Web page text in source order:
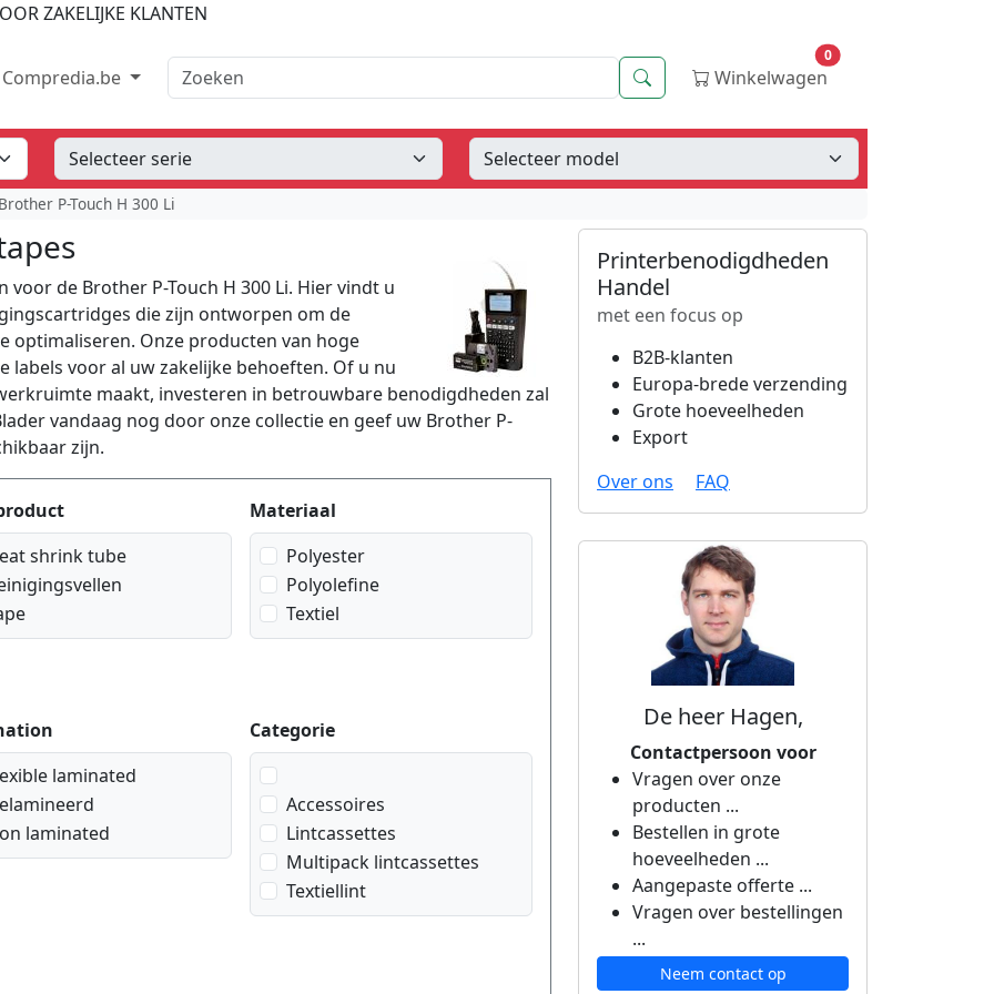
ZAKELIJKE KLANTEN
Compredia.be Zoeken Zoeken Winkelwagen
0
Brother P-Touch H 300 Li
de Brother P-Touch H 300 Li. Hier vindt u
die zijn ontworpen om de
optimaliseren. Onze producten van hoge
voor al uw zakelijke behoeften. Of u nu
maakt, investeren in betrouwbare benodigdheden zal
vandaag nog door onze collectie en geef uw Brother P-
zijn.
shrink tube
Materiaal
Polyester
Polyolefine
Textiel
laminated
laminated
Categorie
Accessoires
Lintcassettes
Multipack lintcassettes
Textiellint
Printerbenodigdheden
Handel
met een focus op
B2B-klanten
Europa-brede verzending
Grote hoeveelheden
Export
Over ons
FAQ
De heer Hagen,
Contactpersoon voor
Vragen over onze
producten ...
Bestellen in grote
hoeveelheden ...
Aangepaste offerte ...
Vragen over bestellingen
...
Neem contact op